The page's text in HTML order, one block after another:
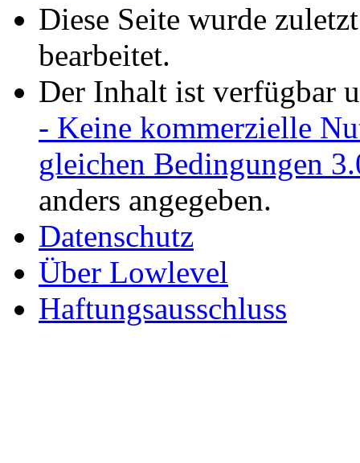
Diese Seite wurde
bearbeitet.
Der Inhalt ist verfügbar
- Keine kommerzielle
gleichen Bedingungen
anders angegeben.
Datenschutz
Über Lowlevel
Haftungsausschluss